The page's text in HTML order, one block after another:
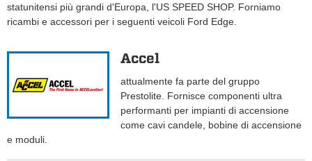
statunitensi più grandi d'Europa, l'US SPEED SHOP. Forniamo
ricambi e accessori per i seguenti veicoli Ford Edge.
Accel
attualmente fa parte del gruppo
Prestolite. Fornisce componenti ultra
performanti per impianti di accensione
come cavi candele, bobine di accensione
e moduli.